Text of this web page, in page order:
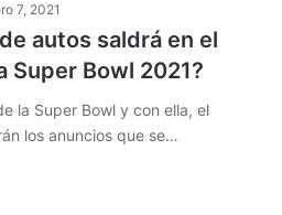
7, 2021
autos saldrá en el
Super Bowl 2021?
la Super Bowl y con ella, el
los anuncios que se…